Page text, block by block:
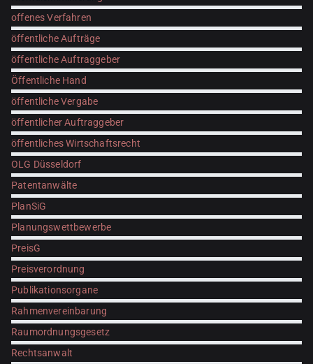
offenes Verfahren
öffentliche Aufträge
öffentliche Auftraggeber
Öffentliche Hand
öffentliche Vergabe
öffentlicher Auftraggeber
öffentliches Wirtschaftsrecht
OLG Düsseldorf
Patentanwälte
PlanSiG
Planungswettbewerbe
PreisG
Preisverordnung
Publikationsorgane
Rahmenvereinbarung
Raumordnungsgesetz
Rechtsanwalt